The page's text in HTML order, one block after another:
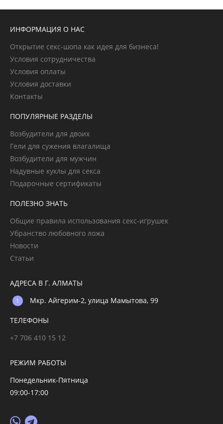
ИНФОРМАЦИЯ О НАС
Открытие секс-шопа как идея для бизнеса!
Условия сотрудничества
Условия оплаты
Условия доставки
Контакты
ПОПУЛЯРНЫЕ РАЗДЕЛЫ
Возбудители для двоих
Гели для сужения влагалища
Возбудители для мужчин
Надувные куклы для секса
Подарочные сертификаты
ПОЛЕЗНО ЗНАТЬ
Общие правила использования секс-игрушек
Убранство любовного ложа
Новости
Статьи
АДРЕСА В Г. АЛМАТЫ
Мкр. Айгерим-2, улица Мамытова, 99
ТЕЛЕФОНЫ
+7 706 410 15 12
РЕЖИМ РАБОТЫ
Понедельник-Пятница
09:00-17:00